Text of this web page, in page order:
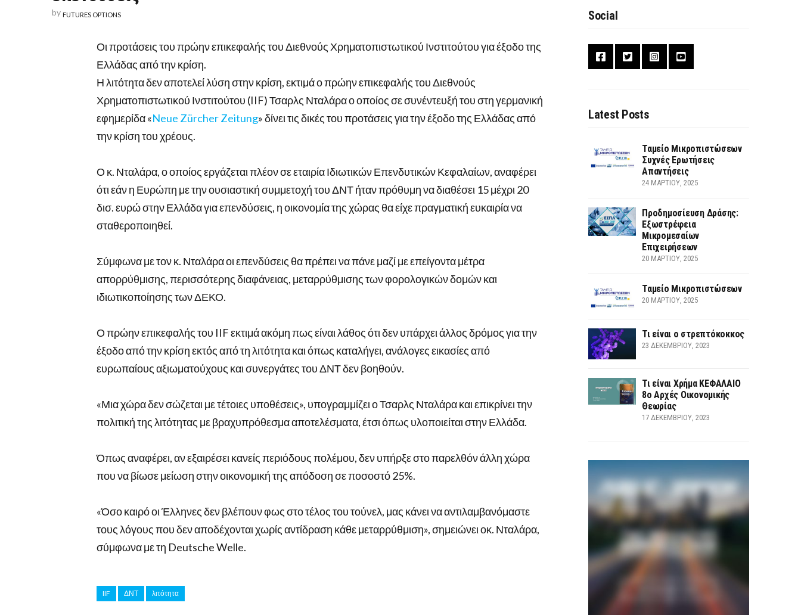
by FUTURES OPTIONS
Οι προτάσεις του πρώην επικεφαλής του Διεθνούς Χρηματοπιστωτικού Ινστιτούτου για έξοδο της
Ελλάδας από την κρίση.
Η λιτότητα δεν αποτελεί λύση στην κρίση, εκτιμά ο πρώην επικεφαλής του Διεθνούς
Χρηματοπιστωτικού Ινστιτούτου (IIF) Τσαρλς Νταλάρα ο οποίος σε συνέντευξή του στη γερμανική
εφημερίδα «Neue Zürcher Zeitung» δίνει τις δικές του προτάσεις για την έξοδο της Ελλάδας από
την κρίση του χρέους.
Ο κ. Νταλάρα, ο οποίος εργάζεται πλέον σε εταιρία Ιδιωτικών Επενδυτικών Κεφαλαίων, αναφέρει
ότι εάν η Ευρώπη με την ουσιαστική συμμετοχή του ΔΝΤ ήταν πρόθυμη να διαθέσει 15 μέχρι 20
δισ. ευρώ στην Ελλάδα για επενδύσεις, η οικονομία της χώρας θα είχε πραγματική ευκαιρία να
σταθεροποιηθεί.
Σύμφωνα με τον κ. Νταλάρα οι επενδύσεις θα πρέπει να πάνε μαζί με επείγοντα μέτρα
απορρύθμισης, περισσότερης διαφάνειας, μεταρρύθμισης των φορολογικών δομών και
ιδιωτικοποίησης των ΔΕΚΟ.
Ο πρώην επικεφαλής του IIF εκτιμά ακόμη πως είναι λάθος ότι δεν υπάρχει άλλος δρόμος για την
έξοδο από την κρίση εκτός από τη λιτότητα και όπως καταλήγει, ανάλογες εικασίες από
ευρωπαίους αξιωματούχους και συνεργάτες του ΔΝΤ δεν βοηθούν.
«Μια χώρα δεν σώζεται με τέτοιες υποθέσεις», υπογραμμίζει ο Τσαρλς Νταλάρα και επικρίνει την
πολιτική της λιτότητας με βραχυπρόθεσμα αποτελέσματα, έτσι όπως υλοποιείται στην Ελλάδα.
Όπως αναφέρει, αν εξαιρέσει κανείς περιόδους πολέμου, δεν υπήρξε στο παρελθόν άλλη χώρα
που να βίωσε μείωση στην οικονομική της απόδοση σε ποσοστό 25%.
«Όσο καιρό οι Έλληνες δεν βλέπουν φως στο τέλος του τούνελ, μας κάνει να αντιλαμβανόμαστε
τους λόγους που δεν αποδέχονται χωρίς αντίδραση κάθε μεταρρύθμιση», σημειώνει οκ. Νταλάρα,
σύμφωνα με τη Deutsche Welle.
IIF ΔΝΤ λιτότητα
Social
Latest Posts
Ταμείο Μικροπιστώσεων
Συχνές Ερωτήσεις
Απαντήσεις
24 ΜΑΡΤΊΟΥ, 2025
Προδημοσίευση Δράσης:
Εξωστρέφεια
Μικρομεσαίων
Επιχειρήσεων
20 ΜΑΡΤΊΟΥ, 2025
Ταμείο Μικροπιστώσεων
20 ΜΑΡΤΊΟΥ, 2025
Τι είναι ο στρεπτόκοκκος
23 ΔΕΚΕΜΒΡΊΟΥ, 2023
Τι είναι Χρήμα ΚΕΦΑΛΑΙΟ
8ο Αρχές Οικονομικής
Θεωρίας
17 ΔΕΚΕΜΒΡΊΟΥ, 2023